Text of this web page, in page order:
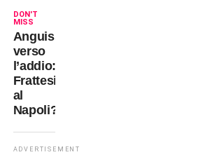
DON'T
MISS
Anguissa
verso
l’addio:
Frattesi
al
Napoli?
ADVERTISEMENT